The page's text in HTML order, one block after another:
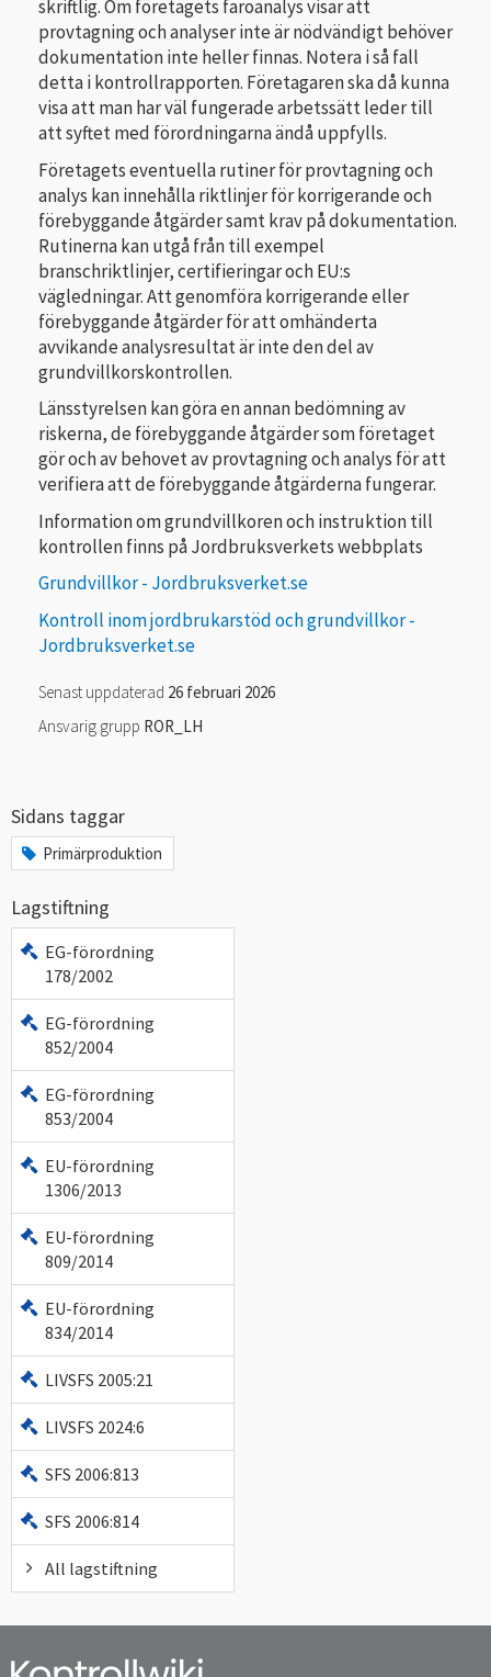
skriftlig. Om företagets faroanalys visar att
provtagning och analyser inte är nödvändigt behöver
dokumentation inte heller finnas. Notera i så fall
detta i kontrollrapporten. Företagaren ska då kunna
visa att man har väl fungerade arbetssätt leder till
att syftet med förordningarna ändå uppfylls.
Företagets eventuella rutiner för provtagning och
analys kan innehålla riktlinjer för korrigerande och
förebyggande åtgärder samt krav på dokumentation.
Rutinerna kan utgå från till exempel
branschriktlinjer, certifieringar och EU:s
vägledningar. Att genomföra korrigerande eller
förebyggande åtgärder för att omhänderta
avvikande analysresultat är inte den del av
grundvillkorskontrollen.
Länsstyrelsen kan göra en annan bedömning av
riskerna, de förebyggande åtgärder som företaget
gör och av behovet av provtagning och analys för att
verifiera att de förebyggande åtgärderna fungerar.
Information om grundvillkoren och instruktion till
kontrollen finns på Jordbruksverkets webbplats
Grundvillkor - Jordbruksverket.se
Kontroll inom jordbrukarstöd och grundvillkor -
Jordbruksverket.se
Senast uppdaterad 26 februari 2026
Ansvarig grupp ROR_LH
Sidans taggar
Primärproduktion
Lagstiftning
EG-förordning
178/2002
EG-förordning
852/2004
EG-förordning
853/2004
EU-förordning
1306/2013
EU-förordning
809/2014
EU-förordning
834/2014
LIVSFS 2005:21
LIVSFS 2024:6
SFS 2006:813
SFS 2006:814
All lagstiftning